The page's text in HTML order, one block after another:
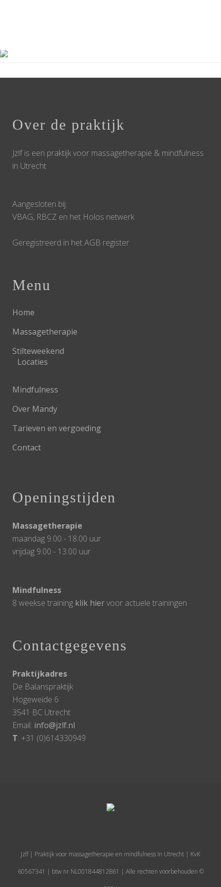
Over de praktijk
Jzlf is een praktijk voor massagetherapie & mindfulness
in Utrecht
Aangesloten bij:
VBAG, RBCZ en het Holos netwerk
Geregistreerd in het AGB register
Menu
Home
Massagetherapie
Stilteweekend
Locaties
Mindfulness
Over Mandy
Tarieven en vergoeding
Contact
Openingstijden
Massagetherapie
maandag 9.00 - 18.00 uur
vrijdag 9.00 - 13.00 uur
Mindfulness
8 weekse training klik hiervoor actuele trainingen
Contactgegevens
Praktijkadres
De Balanspraktijk
Hogeweide 6
3541 BC Utrecht
Email: info@jzlf.nl
T: +31 (0)614330949
Jzlf | Praktijk voor massagetherapie en mindfulness in Utrecht | KvK
60567341 | btw nr NL001844812B61 | Alle rechten voorbehouden ©